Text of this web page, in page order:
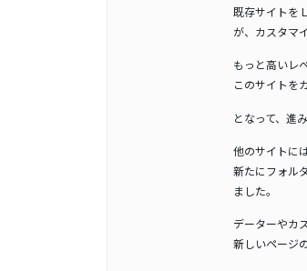
既存サイトを
が、カスタマ
もっと高いレ
このサイトを
となって、進
他のサイトに
新たにフォル
ました。
データーやカ
新しいページ